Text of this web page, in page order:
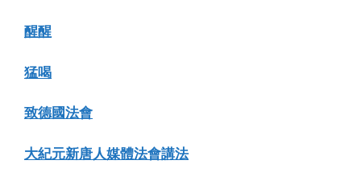
醒醒
猛喝
致德國法會
大紀元新唐人媒體法會講法